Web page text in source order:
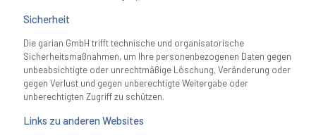
Sicherheit
Die garian GmbH trifft technische und organisatorische
Sicherheitsmaßnahmen, um Ihre personenbezogenen Daten gegen
unbeabsichtigte oder unrechtmäßige Löschung, Veränderung oder
gegen Verlust und gegen unberechtigte Weitergabe oder
unberechtigten Zugriff zu schützen.
Links zu anderen Websites